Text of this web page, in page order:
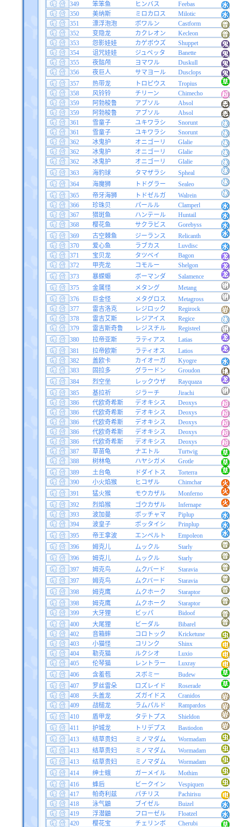
349
笨笨鱼 ヒンバス
Feebas
350
美纳斯 ミロカロス
Milotic
351
漂浮泡泡 ポワルン
Castform
352
变隐龙 カクレオン
Kecleon
353
怨影娃娃 カゲボウズ
Shuppet
354
诅咒娃娃 ジュペッタ
Banette
355
夜骷颅 ヨマワル
Duskull
356
夜巨人 サマヨール
Dusclops
357
热带龙 トロピウス
Tropius
358
风铃铃 チリーン
Chimecho
359
阿勃梭鲁 アブソル
Absol
359
阿勃梭鲁 アブソル
Absol
361
雪童子 ユキワラシ
Snorunt
361
雪童子 ユキワラシ
Snorunt
362
冰鬼护 オニゴーリ
Glalie
362
冰鬼护 オニゴーリ
Glalie
362
冰鬼护 オニゴーリ
Glalie
363
海豹球 タマザラシ
Spheal
364
海魔狮 トドグラー
Sealeo
365
帝牙海狮 トドゼルガ
Walrein
366
珍珠贝 パールル
Clamperl
367
猎斑鱼 ハンテール
Huntail
368
樱花鱼 サクラビス
Gorebyss
369
古空棘鱼 ジーランス
Relicanth
370
爱心鱼 ラブカス
Luvdisc
371
宝贝龙 タツベイ
Bagon
372
甲壳龙 コモルー
Shelgon
373
暴蝾螈 ボーマンダ
Salamence
375
金属怪 メタング
Metang
376
巨金怪 メタグロス
Metagross
377
雷吉洛克 レジロック
Regirock
378
雷吉艾斯 レジアイス
Regice
379
雷吉斯奇鲁 レジスチル
Registeel
380
拉帝亚斯 ラティアス
Latias
381
拉帝欧斯 ラティオス
Latios
382
盖欧卡 カイオーガ
Kyogre
383
固拉多 グラードン
Groudon
384
烈空坐 レックウザ
Rayquaza
385
基拉祈 ジラーチ
Jirachi
386
代欧奇希斯 デオキシス
Deoxys
386
代欧奇希斯 デオキシス
Deoxys
386
代欧奇希斯 デオキシス
Deoxys
386
代欧奇希斯 デオキシス
Deoxys
386
代欧奇希斯 デオキシス
Deoxys
387
草苗龟 ナエトル
Turtwig
388
树林龟 ハヤシガメ
Grotle
389
土台龟 ドダイトス
Torterra
390
小火焰猴 ヒコザル
Chimchar
391
猛火猴 モウカザル
Monferno
392
烈焰猴 ゴウカザル
Infernape
393
波加曼 ポッチャマ
Piplup
394
波皇子 ポッタイシ
Prinplup
395
帝王拿波 エンペルト
Empoleon
396
姆克儿 ムックル
Starly
396
姆克儿 ムックル
Starly
397
姆克鸟 ムクバード
Staravia
397
姆克鸟 ムクバード
Staravia
398
姆克鹰 ムクホーク
Staraptor
398
姆克鹰 ムクホーク
Staraptor
399
大牙狸 ビッパ
Bidoof
400
大尾狸 ビーダル
Bibarel
402
音箱蟀 コロトック
Kricketune
403
小猫怪 コリンク
Shinx
404
勒克猫 ルクシオ
Luxio
405
伦琴猫 レントラー
Luxray
406
含羞苞 スボミー
Budew
407
罗丝雷朵 ロズレイド
Roserade
408
头盖龙 ズガイドス
Cranidos
409
战槌龙 ラムパルド
Rampardos
410
盾甲龙 タテトプス
Shieldon
411
护城龙 トリデプス
Bastiodon
413
结草贵妇 ミノマダム
Wormadam
413
结草贵妇 ミノマダム
Wormadam
413
结草贵妇 ミノマダム
Wormadam
414
绅士蛾 ガーメイル
Mothim
416
蜂后 ビークイン
Vespiquen
417
帕奇利兹 パチリス
Pachirisu
418
泳气鼬 ブイゼル
Buizel
419
浮潜鼬 フローゼル
Floatzel
420
樱花宝 チェリンボ
Cherubi